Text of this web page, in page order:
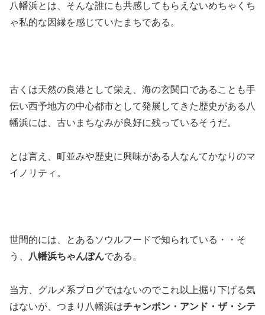
八幡浜とは、そんな誰にも共感してもらえないめちゃくち
ゃ私的な因縁を感じていたまちである。
古くは天然の良港として栄え、海の玄関口であることも手
伝い西予地方の中心都市として発展してきた歴史がある八
幡浜には、古いまちなみが良好に残っているそうだ。
とは言え、町並みや歴史に興味がある人なんてかなりのマ
イノリティ。
世間的には、とあるソウルフードで知られている・・そ
う、
八幡浜ちゃんぽんである。
当方、グルメ系ブログではないのでこれ以上掘り下げる気
はないが、つまり八幡浜はチャンポン・アンド・ザ・シテ